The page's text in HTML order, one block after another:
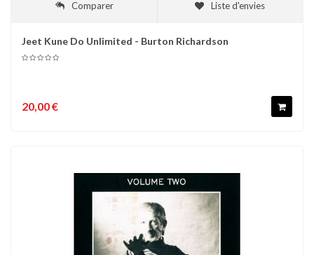
Comparer Liste d'envies
Jeet Kune Do Unlimited - Burton Richardson
20,00 €